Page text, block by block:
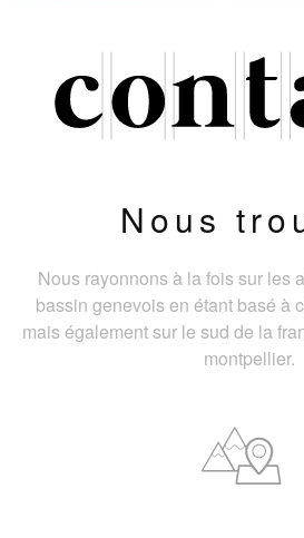
Nous
Nous rayonnons à la fois sur les
bassin genevois en étant basé à
mais également sur le sud de la
montpellier.